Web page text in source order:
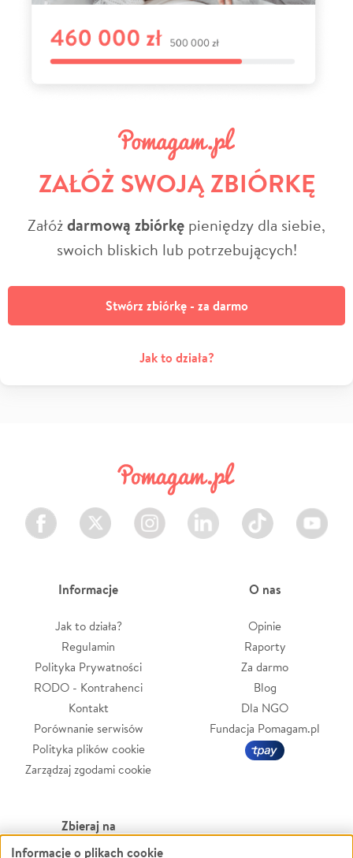
ZAŁÓŻ SWOJĄ ZBIÓRKĘ
Załóżdarmową zbiórkę pieniędzy dla siebie,
swoich bliskich lub potrzebujących!
Stwórz zbiórkę - za darmo
Jak to działa?
Facebook Twitter Instagram LinkedIn TikTok Youtube
Informacje
Jak to działa?
Regulamin
Polityka Prywatności
RODO - Kontrahenci
Kontakt
Porównanie serwisów
Polityka plików cookie
Zarządzaj zgodami cookie
O nas
Opinie
Raporty
Za darmo
Blog
Dla NGO
Fundacja Pomagam.pl
Zbieraj na
Informacje o plikach cookie